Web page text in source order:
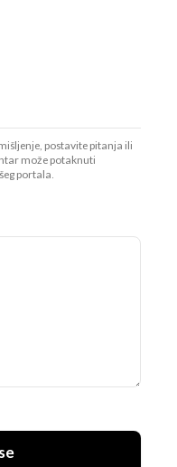
postavite pitanja ili
može potaknuti
portala.